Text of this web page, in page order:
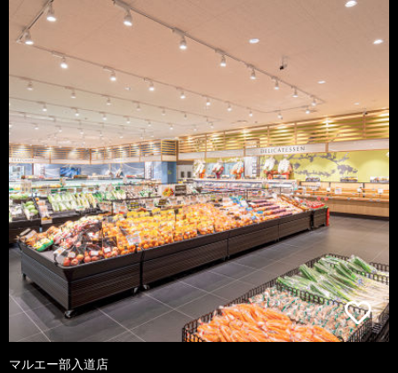
マルエー部入道店